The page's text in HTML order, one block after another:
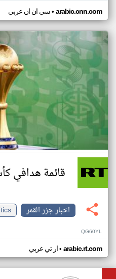
سي ان ان عربي• arabic.cnn.com
قائمة هدافي كأس
اخبار جزر القمر
QG60YL
ار تي عربي• arabic.rt.com